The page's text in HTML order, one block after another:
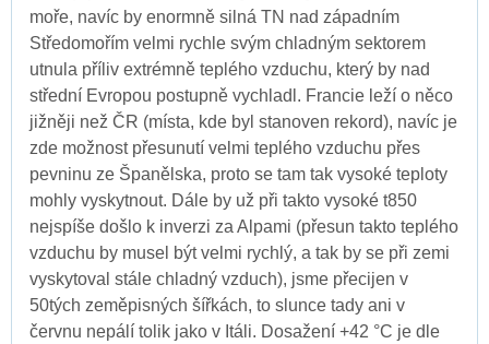
moře, navíc by enormně silná TN nad západním
Středomořím velmi rychle svým chladným sektorem
utnula příliv extrémně teplého vzduchu, který by nad
střední Evropou postupně vychladl. Francie leží o něco
jižněji než ČR (místa, kde byl stanoven rekord), navíc je
zde možnost přesunutí velmi teplého vzduchu přes
pevninu ze Španělska, proto se tam tak vysoké teploty
mohly vyskytnout. Dále by už při takto vysoké t850
nejspíše došlo k inverzi za Alpami (přesun takto teplého
vzduchu by musel být velmi rychlý, a tak by se při zemi
vyskytoval stále chladný vzduch), jsme přecijen v
50tých zeměpisných šířkách, to slunce tady ani v
červnu nepálí tolik jako v Itáli. Dosažení +42 °C je dle